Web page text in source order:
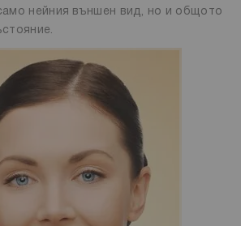
нейния външен вид, но и общото